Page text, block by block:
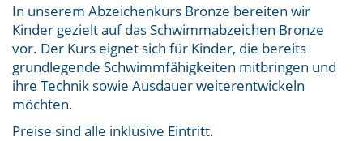
In unserem Abzeichenkurs Bronze bereiten wir
Kinder gezielt auf das Schwimmabzeichen Bronze
vor. Der Kurs eignet sich für Kinder, die bereits
grundlegende Schwimmfähigkeiten mitbringen und
ihre Technik sowie Ausdauer weiterentwickeln
möchten.
Preise sind alle inklusive Eintritt.